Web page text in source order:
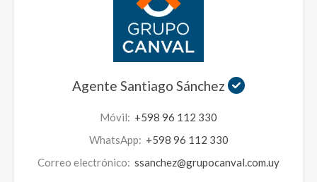
Agente Santiago Sánchez
Móvil: +598 96 112 330
WhatsApp: +598 96 112 330
Correo electrónico: ssanchez@grupocanval.com.uy